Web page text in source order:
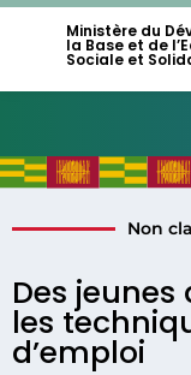
Ministère du
la Base et de
Sociale et
Des
les
d’emploi
Non